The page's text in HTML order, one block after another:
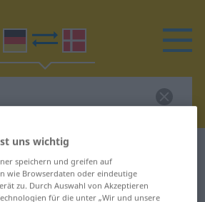
Wörterbuch
Übersetzung für
uns wichtig
speichern und greifen auf
wie Browserdaten oder eindeutige
zu. Durch Auswahl von Akzeptieren
für die unter „Wir und unsere